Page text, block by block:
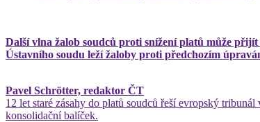
Další vlna žalob soudců proti snížení platů může
Ústavního soudu leží žaloby proti předchozím
Pavel Schrötter, redaktor ČT
12 let staré zásahy do platů soudců řeší evropský
konsolidační balíček.